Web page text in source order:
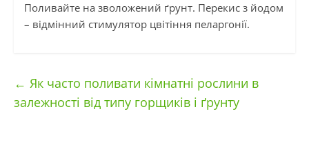
Поливайте на зволожений ґрунт. Перекис з йодом
– відмінний стимулятор цвітіння пеларгонії.
← Як часто поливати кімнатні рослини в
залежності від типу горщиків і ґрунту